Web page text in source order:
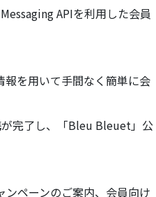
APIを利用した会員
を用いて手間なく簡単に会
完了し、「Bleu Bleuet」公
ペーンのご案内、会員向け